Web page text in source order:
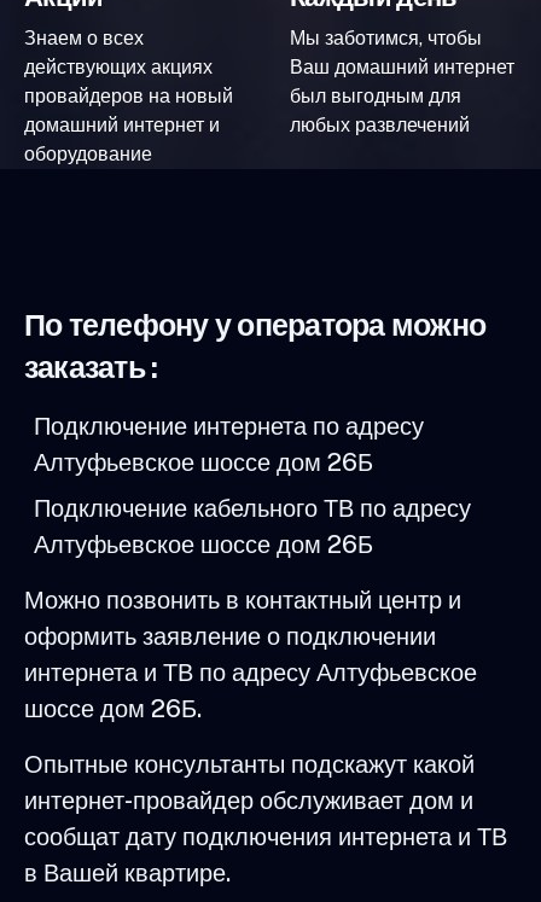
Знаем о всех
действующих акциях
провайдеров на новый
домашний интернет и
оборудование
Мы заботимся, чтобы
Ваш домашний интернет
был выгодным для
любых развлечений
По телефону у оператора можно
заказать :
Подключение интернета по адресу
Алтуфьевское шоссе дом 26Б
Подключение кабельного ТВ по адресу
Алтуфьевское шоссе дом 26Б
Можно позвонить в контактный центр и
оформить заявление о подключении
интернета и ТВ по адресу Алтуфьевское
шоссе дом 26Б.
Опытные консультанты подскажут какой
интернет-провайдер обслуживает дом и
сообщат дату подключения интернета и ТВ
в Вашей квартире.